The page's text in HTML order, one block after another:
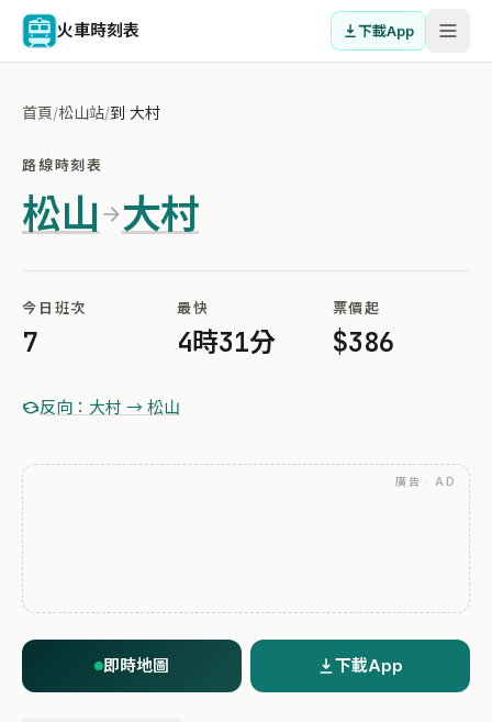
火車時刻表 下載App
首頁/松山站/到 大村
路線時刻表
松山 大村
今日班次
7
最快
4時31分
票價起
$386
反向：大村 → 松山
廣告 · AD
即時地圖 下載App